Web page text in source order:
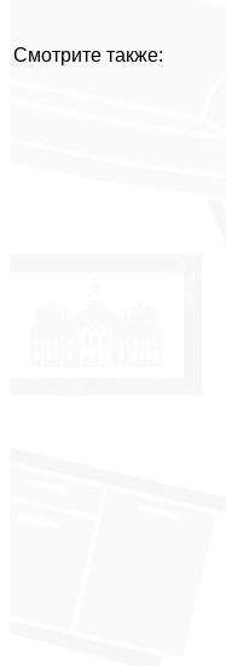
Смотрите также: